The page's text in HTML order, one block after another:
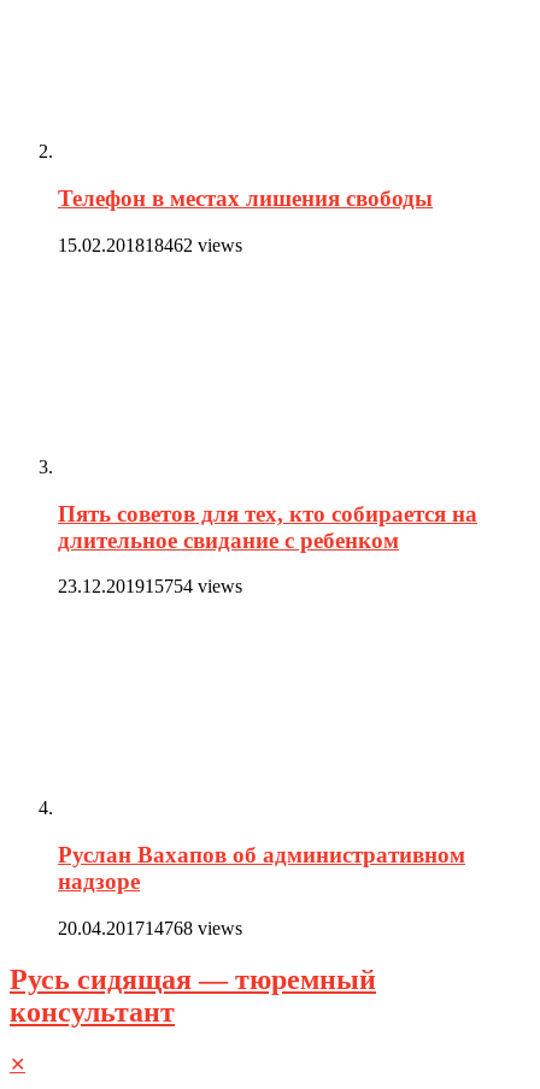
Телефон в местах лишения свободы
15.02.201818462 views
Пять советов для тех, кто собирается на
длительное свидание с ребенком
23.12.201915754 views
Руслан Вахапов об административном
надзоре
20.04.201714768 views
Русь сидящая — тюремный
консультант
✕